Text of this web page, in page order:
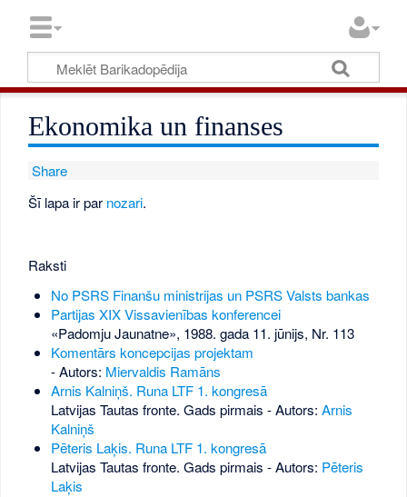
Ekonomika un finanses
Share
Šī lapa ir par nozari.
Raksti
No PSRS Finanšu ministrijas un PSRS Valsts bankas
Partijas XIX Vissavienības konferencei
«Padomju Jaunatne», 1988. gada 11. jūnijs, Nr. 113
Komentārs koncepcijas projektam
- Autors: Miervaldis Ramāns
Arnis Kalniņš. Runa LTF 1. kongresā
Latvijas Tautas fronte. Gads pirmais - Autors: Arnis
Kalniņš
Pēteris Laķis. Runa LTF 1. kongresā
Latvijas Tautas fronte. Gads pirmais - Autors: Pēteris
Laķis